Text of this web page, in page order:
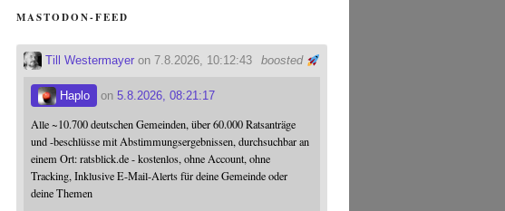
MASTODON-FEED
boosted
Till Westermayer on 7.8.2026, 10:12:43
Haplo on5.8.2026, 08:21:17
Alle ~10.700 deutschen Gemeinden, über 60.000 Ratsanträge
und -beschlüsse mit Abstimmungsergebnissen, durchsuchbar an
einem Ort: ratsblick.de - kostenlos, ohne Account, ohne
Tracking, Inklusive E-Mail-Alerts für deine Gemeinde oder
deine Themen